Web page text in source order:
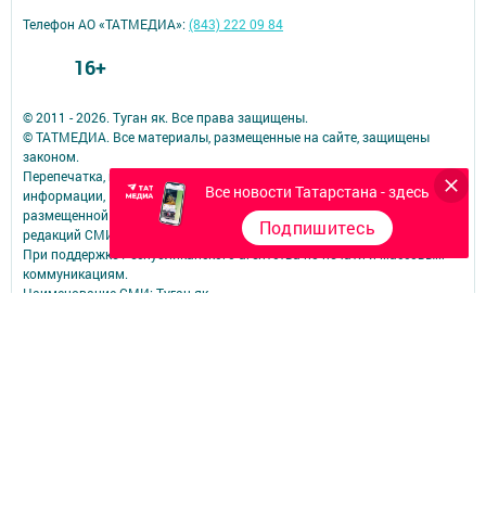
Все новости Татарстана - здесь
Подпишитесь
© 2011 - 2026. Туган як. Все права защищены.
© ТАТМЕДИА. Все материалы, размещенные на сайте, защищены
законом.
Перепечатка, воспроизведение и распространение в любом объеме
информации,
размещенной на сайте, возможна только с письменного согласия
редакций СМИ.
При поддержке Республиканского агентства по печати и массовым
коммуникациям.
Наименование СМИ: Туган як
Телефон АО «ТАТМЕДИА»:(843) 222 09 84
16+